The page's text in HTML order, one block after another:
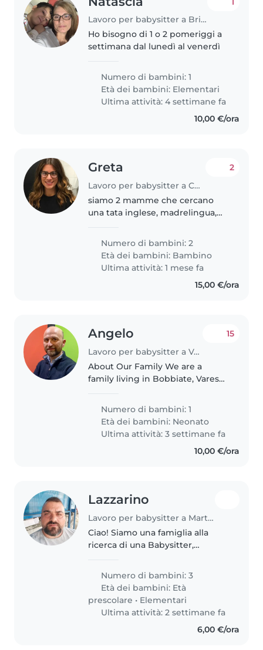
Lavoro per babysitter a Brisighella
Ho bisogno di 1 o 2 pomeriggi a
settimana dal lunedì al venerdì
Numero di bambini: 1
Età dei bambini: Elementari
Ultima attività: 4 settimane fa
10,00 €/ora
Greta
Lavoro per babysitter a Chiavari
2
siamo 2 mamme che cercano
una tata inglese, madrelingua,
sono 2 bimbe spiritose e vivaci
Numero di bambini: 2
Età dei bambini: Bambino
Ultima attività: 1 mese fa
15,00 €/ora
Angelo
Lavoro per babysitter a Varese
15
About Our Family We are a
family living in Bobbiate, Varese,
daughter. We are looking for a
native English speaker to join us
part-time — 3 days a week, 4..
Numero di bambini: 1
Età dei bambini: Neonato
Ultima attività: 3 settimane fa
10,00 €/ora
Lazzarino
Lavoro per babysitter a Martignacco
Ciao! Siamo una famiglia alla
ricerca di una Babysitter,
nostri 3 figli, un bambino della
scuola materna e due bambini
della scuola elementare. I..
Numero di bambini: 3
Età dei bambini: Età
prescolare • Elementari
Ultima attività: 2 settimane fa
6,00 €/ora